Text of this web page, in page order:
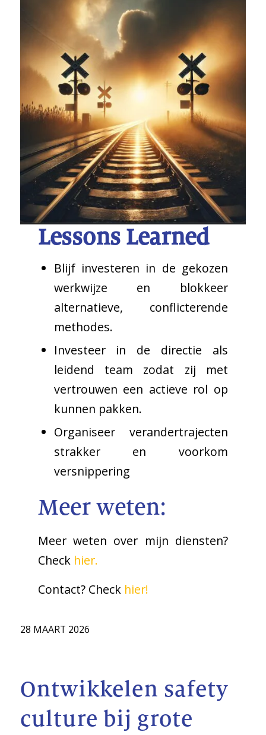
Lessons Learned
Blijf investeren in de gekozen
werkwijze en blokkeer
alternatieve, conflicterende
methodes.
Investeer in de directie als
leidend team zodat zij met
vertrouwen een actieve rol op
kunnen pakken.
Organiseer verandertrajecten
strakker en voorkom
versnippering
Meer weten:
Meer weten over mijn diensten?
Check hier.
Contact? Check hier!
28 MAART 2026
Ontwikkelen safety
culture bij grote